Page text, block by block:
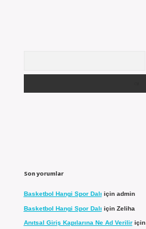
Son yorumlar
Basketbol Hangi Spor Dalı için admin
Basketbol Hangi Spor Dalı için Zeliha
Anıtsal Giriş Kapılarına Ne Ad Veriliriçin